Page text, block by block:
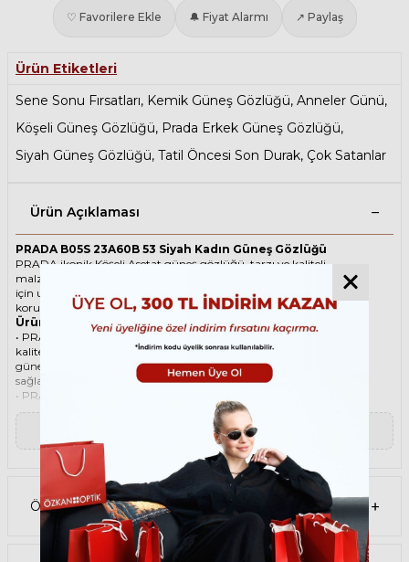
♡ Favorilere Ekle 🔔 Fiyat Alarmı ↗ Paylaş
Ürün Etiketleri
Sene Sonu Fırsatları, Kemik Güneş Gözlüğü, Anneler Günü,
Köşeli Güneş Gözlüğü, Prada Erkek Güneş Gözlüğü,
Siyah Güneş Gözlüğü, Tatil Öncesi Son Durak, Çok Satanlar
Ürün Açıklaması
PRADA B05S 23A60B 53 Siyah Kadın Güneş Gözlüğü
PRADA ikonik Köşeli Asetat güneş gözlüğü, tarzı ve kaliteli
malzemesi ile göz alıcı bir aksesuar. Hem erkekler hem de kadınlar
için uygun olan bu güneş gözlüğü, güneşin zararlı ışınlarından
korunmanızı sağlarken, stilinizi de yansıtır.
Ürün Faydaları
• PRADA B05S 23A60B 53 Siyah Kadın güneş gözlüğü, yüksek
kaliteli Asetat çerçeveye ve Organik lense sahiptir. Bu malzemeler,
güneş gözlüğünüzün uzun ömürlü, dayanıklı ve konforlu olmasını
sağlar.
• PRADA B05S 23A60B 53 Kadın Siyah güneş gözlüğü, %100 UV
koruması sunar. Bu sayede, gözlerinizi güneşin zararlı ışınlarından
korur ve göz sağlığınızı korur. Yeşil cam rengi, ışığı dengeli bir şekilde
filtreler ve her ortamda rahat bir görüş sağlar.
Paket İçeriği
• PRADA B05S 23A60B 53 Siyah Kadın Güneş Gözlüğü
• Gözlük temizleme spreyi
• Gözlük temizleme bezi
Ürün Kullanımı
• PRADA B05S 23A60B 53 Siyah Kadın güneş gözlüğünüzü, güneşli
havalarda veya ışığın fazla olduğu ortamlarda kullanabilirsiniz.
▼ Devamını Oku
Ödeme Seçenekleri